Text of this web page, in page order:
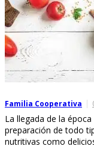
Familia Cooperativa
La llegada de la
preparación de todo
nutritivas como